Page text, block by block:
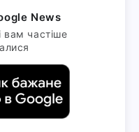
News
вам частіше